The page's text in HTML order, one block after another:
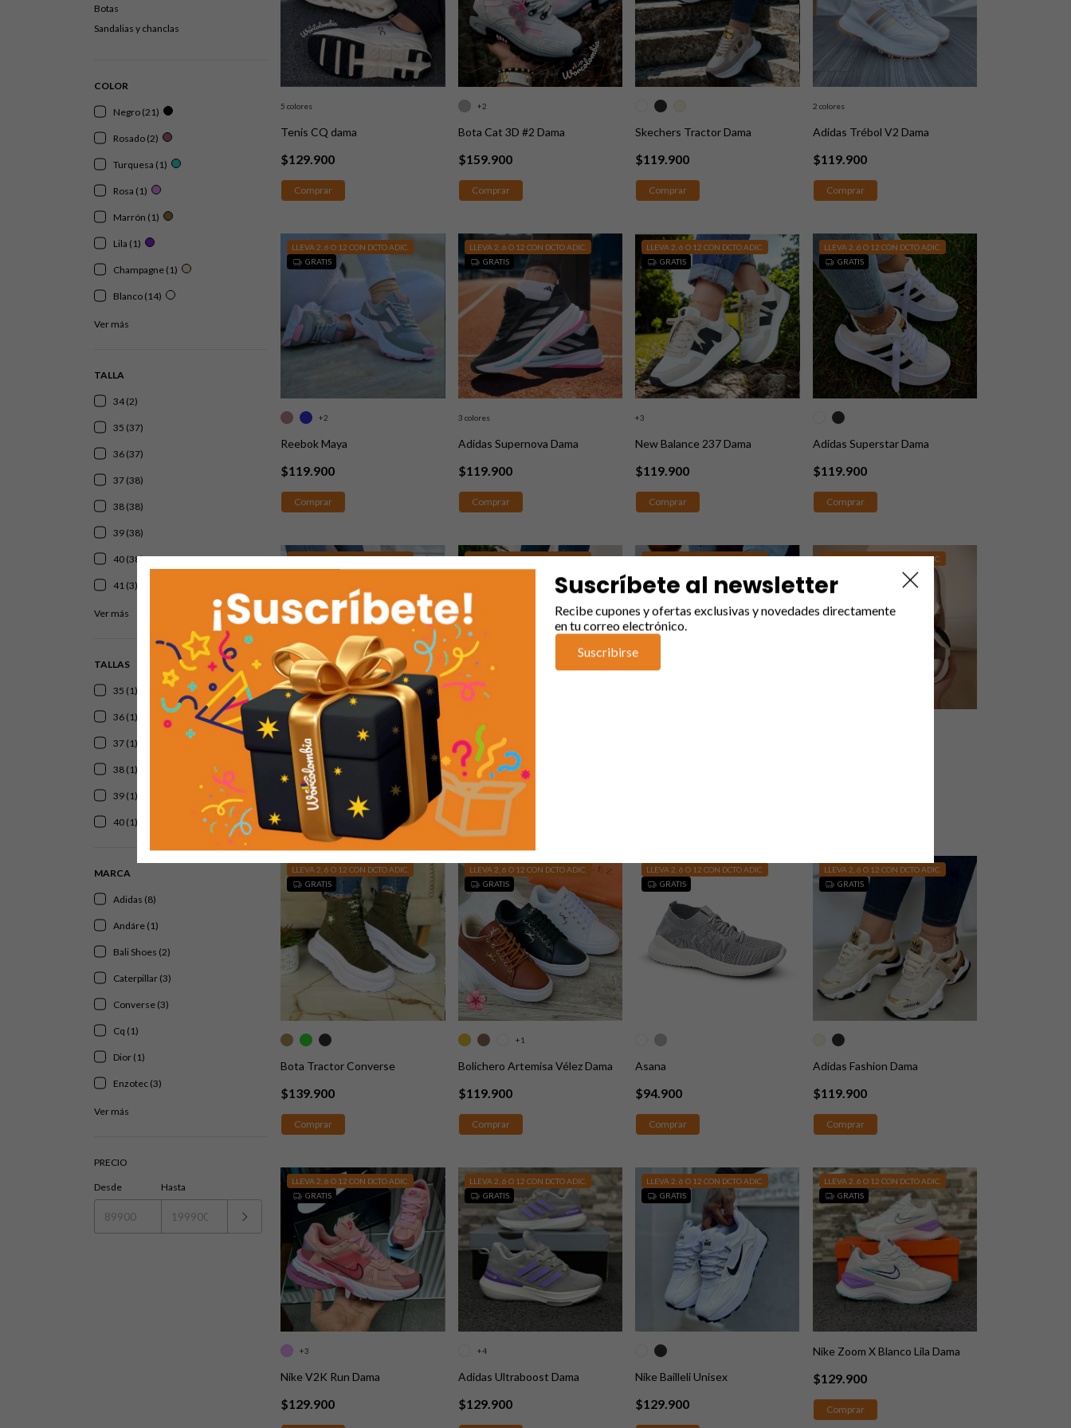
Botas
Sandalias y chanclas
COLOR
Negro (21)
Rosado (2)
Turquesa (1)
Rosa (1)
Marrón (1)
Lila (1)
Champagne (1)
Blanco (14)
Ver más
TALLA
34 (2)
35 (37)
36 (37)
37 (38)
38 (38)
39 (38)
40 (38)
41 (3)
Ver más
TALLAS
35 (1)
36 (1)
37 (1)
38 (1)
39 (1)
40 (1)
MARCA
Adidas (8)
Andáre (1)
Bali Shoes (2)
Caterpillar (3)
Converse (3)
Cq (1)
Dior (1)
Enzotec (3)
Ver más
PRECIO
Desde Hasta
Tenis CQ dama
$129.900
5 colores
Comprar
Bota Cat 3D #2 Dama
$159.900
+2
Comprar
Skechers Tractor Dama
$119.900
Comprar
Adidas Trébol V2 Dama
$119.900
2 colores
Comprar
LLEVA 2, 6 O 12 CON DCTO ADIC.
GRATIS
Reebok Maya
$119.900
+2
Comprar
LLEVA 2, 6 O 12 CON DCTO ADIC.
GRATIS
Adidas Supernova Dama
$119.900
3 colores
Comprar
LLEVA 2, 6 O 12 CON DCTO ADIC.
GRATIS
New Balance 237 Dama
$119.900
+3
Comprar
LLEVA 2, 6 O 12 CON DCTO ADIC.
GRATIS
Adidas Superstar Dama
$119.900
Comprar
LLEVA 2, 6 O 12 CON DCTO ADIC.
Deportivo Dior Dama
$119.900
Comprar
LLEVA 2, 6 O 12 CON DCTO ADIC.
GRATIS
Bolichero Fashion Dama
$129.900
Comprar
LLEVA 2, 6 O 12 CON DCTO ADIC.
LLEVA 2, 6 O 12 CON DCTO ADIC.
LLEVA 2, 6 O 12 CON DCTO ADIC.
GRATIS
Bota Tractor Converse
$139.900
Comprar
LLEVA 2, 6 O 12 CON DCTO ADIC.
GRATIS
Bolichero Artemisa Vélez Dama
$119.900
+1
Comprar
LLEVA 2, 6 O 12 CON DCTO ADIC.
GRATIS
Asana
$94.900
Comprar
LLEVA 2, 6 O 12 CON DCTO ADIC.
GRATIS
Adidas Fashion Dama
$119.900
Comprar
LLEVA 2, 6 O 12 CON DCTO ADIC.
GRATIS
Nike V2K Run Dama
$129.900
+3
LLEVA 2, 6 O 12 CON DCTO ADIC.
GRATIS
Adidas Ultraboost Dama
$129.900
+4
LLEVA 2, 6 O 12 CON DCTO ADIC.
GRATIS
Nike Bailleli Unisex
$129.900
LLEVA 2, 6 O 12 CON DCTO ADIC.
GRATIS
Nike Zoom X Blanco Lila Dama
$129.900
Comprar
Suscríbete al newsletter
Recibe cupones y ofertas exclusivas y novedades directamente
en tu correo electrónico.
Suscribirse